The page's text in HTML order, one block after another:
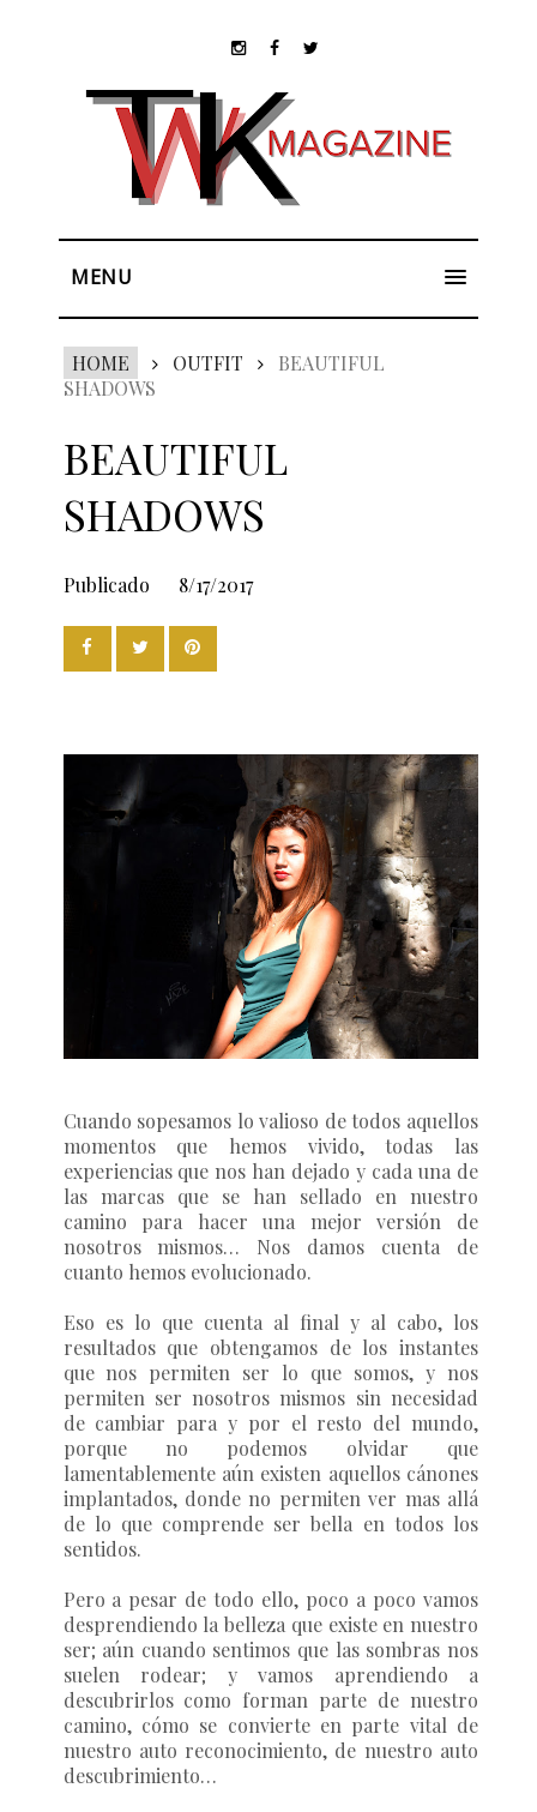
MENU
HOME OUTFIT
BEAUTIFUL
SHADOWS
BEAUTIFUL
SHADOWS
Publicado 8/17/2017
Cuando sopesamos lo valioso de todos aquellos
momentos que hemos vivido, todas las
experiencias que nos han dejado y cada una de
las marcas que se han sellado en nuestro
camino para hacer una mejor versión de
nosotros mismos… Nos damos cuenta de
cuanto hemos evolucionado.
Eso es lo que cuenta al final y al cabo, los
resultados que obtengamos de los instantes
que nos permiten ser lo que somos, y nos
permiten ser nosotros mismos sin necesidad
de cambiar para y por el resto del mundo,
porque no podemos olvidar que
lamentablemente aún existen aquellos cánones
implantados, donde no permiten ver mas allá
de lo que comprende ser bella en todos los
sentidos.
Pero a pesar de todo ello, poco a poco vamos
desprendiendo la belleza que existe en nuestro
ser; aún cuando sentimos que las sombras nos
suelen rodear; y vamos aprendiendo a
descubrirlos como forman parte de nuestro
camino, cómo se convierte en parte vital de
nuestro auto reconocimiento, de nuestro auto
descubrimiento…